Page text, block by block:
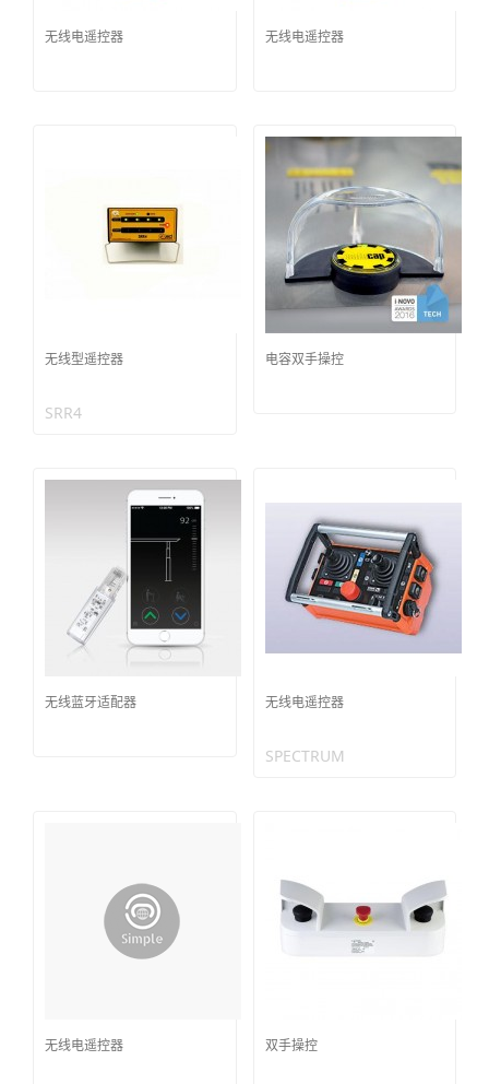
无线电遥控器 无线电遥控器
无线型遥控器
SRR4
电容双手操控
无线蓝牙适配器 无线电遥控器
SPECTRUM
无线电遥控器 双手操控